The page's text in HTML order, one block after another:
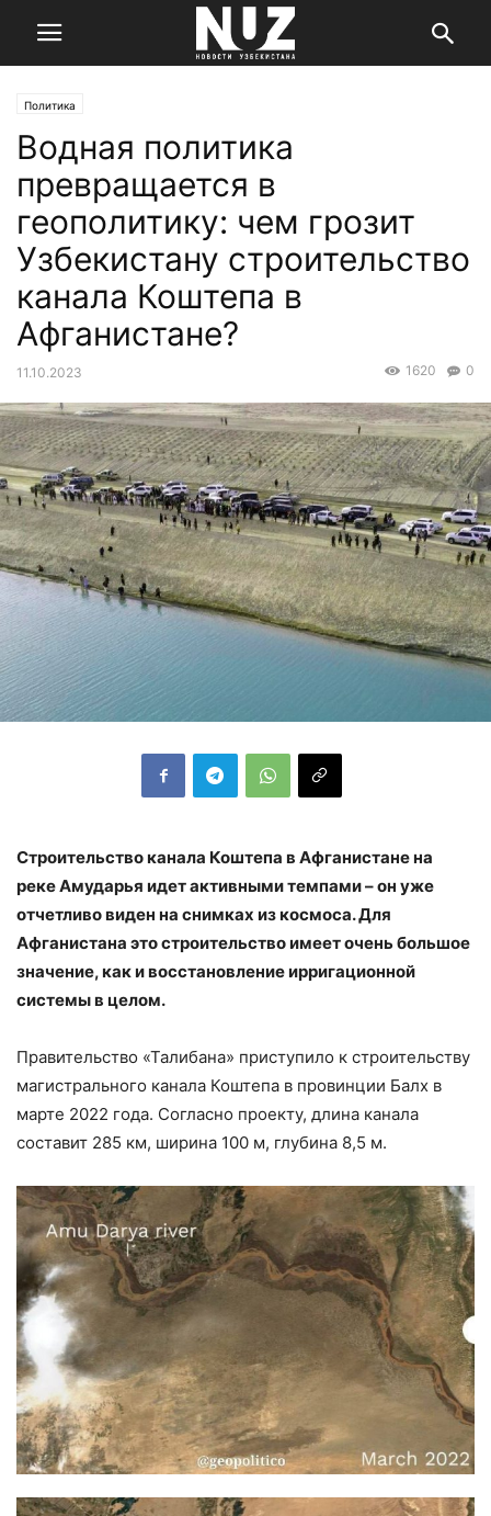
Политика
Водная политика
превращается в
геополитику: чем грозит
Узбекистану строительство
канала Коштепа в
Афганистане?
11.10.2023 0
1620
Строительство канала Коштепа в Афганистане на
реке Амударья идет активными темпами – он уже
отчетливо виден на снимках из космоса. Для
Афганистана это строительство имеет очень большое
значение, как и восстановление ирригационной
системы в целом.
Правительство «Талибана» приступило к строительству
магистрального канала Коштепа в провинции Балх в
марте 2022 года. Согласно проекту, длина канала
составит 285 км, ширина 100 м, глубина 8,5 м.